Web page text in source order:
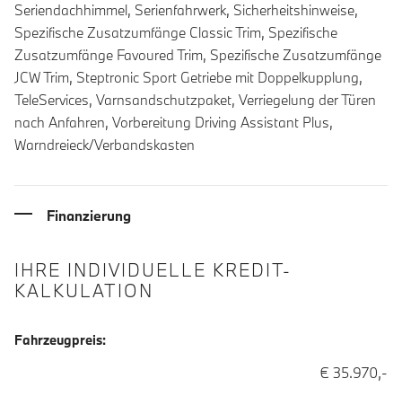
Seriendachhimmel, Serienfahrwerk, Sicherheitshinweise,
Spezifische Zusatzumfänge Classic Trim, Spezifische
Zusatzumfänge Favoured Trim, Spezifische Zusatzumfänge
JCW Trim, Steptronic Sport Getriebe mit Doppelkupplung,
TeleServices, Varnsandschutzpaket, Verriegelung der Türen
nach Anfahren, Vorbereitung Driving Assistant Plus,
Warndreieck/Verbandskasten
Finanzierung
IHRE INDIVIDUELLE KREDIT-
KALKULATION
Fahrzeugpreis:
€ 35.970,-